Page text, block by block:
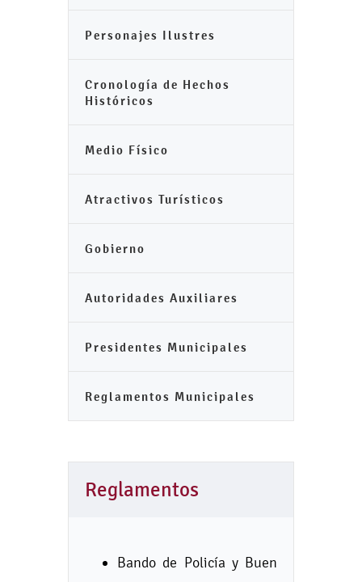
Personajes Ilustres
Cronología de Hechos
Históricos
Medio Físico
Atractivos Turísticos
Gobierno
Autoridades Auxiliares
Presidentes Municipales
Reglamentos Municipales
Reglamentos
Bando de Policía y Buen